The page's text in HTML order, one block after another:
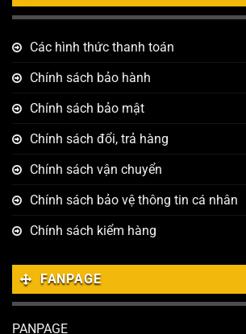
Các hình thức thanh toán
Chính sách bảo hành
Chính sách bảo mật
Chính sách đổi, trả hàng
Chính sách vận chuyển
Chính sách bảo vệ thông tin cá nhân
Chính sách kiểm hàng
FANPAGE
PANPAGE